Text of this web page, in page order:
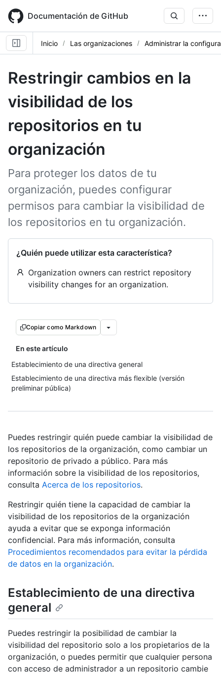
main
content
Documentación de GitHub
Inicio Las organizaciones Administrar la
Restringir cambios en la
visibilidad de los
repositorios en tu
organización
Para proteger los datos de tu
organización, puedes configurar
permisos para cambiar la visibilidad de
los repositorios en tu organización.
¿Quién puede utilizar esta característica?
Organization owners can restrict repository
visibility changes for an organization.
Copiar como Markdown
En este artículo
Establecimiento de una directiva general
Establecimiento de una directiva más flexible (versión
preliminar pública)
Puedes restringir quién puede cambiar la visibilidad de
los repositorios de la organización, como cambiar un
repositorio de privado a público. Para más
información sobre la visibilidad de los repositorios,
consulta Acerca de los repositorios.
Restringir quién tiene la capacidad de cambiar la
visibilidad de los repositorios de la organización
ayuda a evitar que se exponga información
confidencial. Para más información, consulta
Procedimientos recomendados para evitar la pérdida
de datos en la organización.
Establecimiento de una directiva
general
Puedes restringir la posibilidad de cambiar la
visibilidad del repositorio solo a los propietarios de la
organización, o puedes permitir que cualquier persona
con acceso de administrador a un repositorio cambie